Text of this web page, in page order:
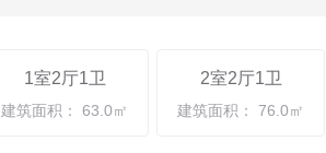
1室2厅1卫
建筑面积： 63.0㎡
2室2厅1卫
建筑面积： 76.0㎡